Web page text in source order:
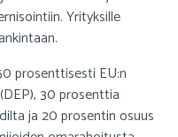
Yrityksille
prosenttisesti EU:n
30 prosenttia
ja 20 prosentin osuus